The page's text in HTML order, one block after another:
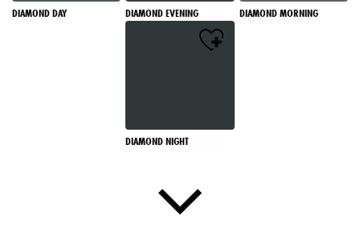
DIAMOND DAY DIAMOND EVENING DIAMOND MORNING
DIAMOND NIGHT